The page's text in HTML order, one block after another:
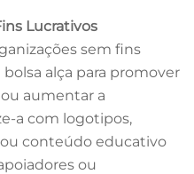
Lucrativos
sem fins
alça para promover
aumentar a
a com logotipos,
conteúdo educativo
ou